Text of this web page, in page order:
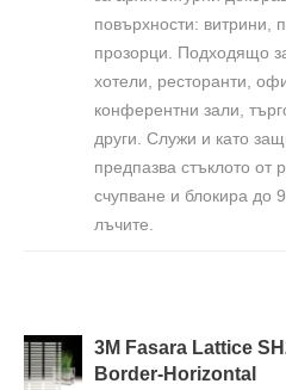
повърхности: витрини,
прозорци. Подходящо
хотели, ресторанти,
конферентни зали,
други. Служи и като
предпазва стъклото от
счупване и блокира до
лъчите.
3M Fasara Lattice
Border-Horizontal